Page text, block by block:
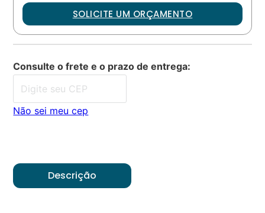
SOLICITE UM ORÇAMENTO
Consulte o frete e o prazo de entrega:
Não sei meu cep
Descrição